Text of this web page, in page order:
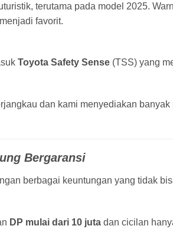
terutama pada model 2025.
favorit.
Toyota Safety Sense(TSS) yang
dan kami menyediakan banyak
Bergaransi
berbagai keuntungan yang tidak
DP mulai dari 10 jutadan cicilan